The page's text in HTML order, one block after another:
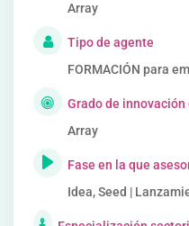
Array
Tipo de agente
FORMACIÓN para
Grado de
Array
Fase en la que
Idea, Seed |